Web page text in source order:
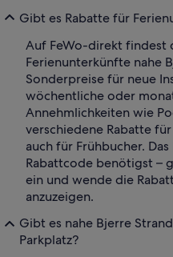
Gibt es Rabatte für
Auf FeWo-direkt findest
Ferienunterkünfte nahe
Sonderpreise für neue
wöchentliche oder
Annehmlichkeiten wie
verschiedene Rabatte
auch für Frühbucher.
Rabattcode benötigst –
ein und wende die
anzuzeigen.
Gibt es nahe Bjerre
Parkplatz?